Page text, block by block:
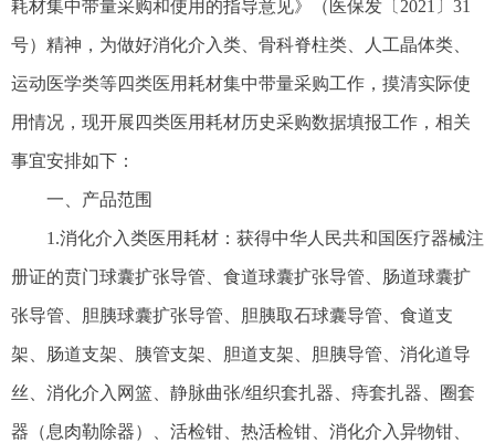
耗材集中带量采购和使用的指导意见》（医保发〔2021〕31
号）精神，为做好消化介入类、骨科脊柱类、人工晶体类、
运动医学类等四类医用耗材集中带量采购工作，摸清实际使
用情况，现开展四类医用耗材历史采购数据填报工作，相关
事宜安排如下：
一、产品范围
1.消化介入类医用耗材：获得中华人民共和国医疗器械注
册证的贲门球囊扩张导管、食道球囊扩张导管、肠道球囊扩
张导管、胆胰球囊扩张导管、胆胰取石球囊导管、食道支
架、肠道支架、胰管支架、胆道支架、胆胰导管、消化道导
丝、消化介入网篮、静脉曲张/组织套扎器、痔套扎器、圈套
器（息肉勒除器）、活检钳、热活检钳、消化介入异物钳、